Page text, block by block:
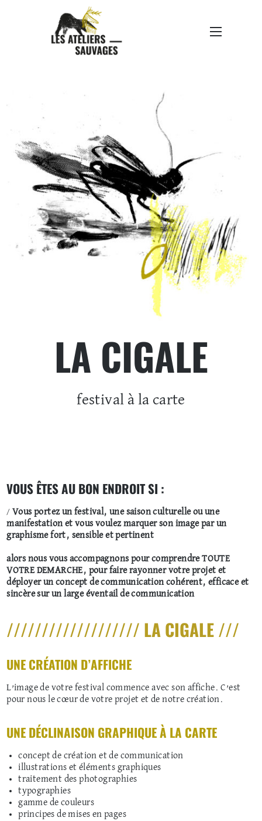
LA CIGALE
festival à la carte
VOUS ÊTES AU BON ENDROIT SI :
/Vous portez un festival, une saison culturelle ou une
manifestation et vous voulez marquer son image par un
graphisme fort, sensible et pertinent
alors nous vous accompagnons pour comprendre TOUTE
VOTRE DEMARCHE, pour faire rayonner votre projet et
déployer un concept de communication cohérent, efficace et
sincère sur un large éventail de communication
/////////////////// LA CIGALE ///
UNE CRÉATION D’AFFICHE
L’image de votre festival commence avec son affiche. C’est
pour nous le cœur de votre projet et de notre création.
UNE DÉCLINAISON GRAPHIQUE À LA CARTE
concept de création et de communication
illustrations et éléments graphiques
traitement des photographies
typographies
gamme de couleurs
principes de mises en pages